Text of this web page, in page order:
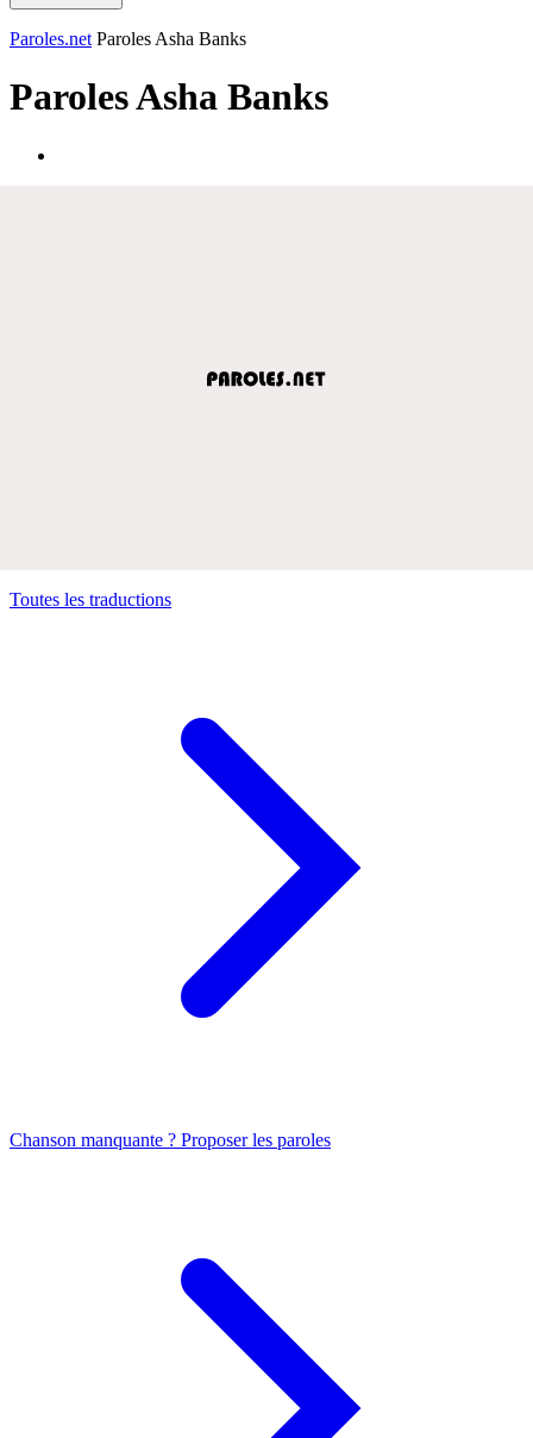
Paroles.net Paroles Asha Banks
ParolesAsha Banks
Toutes les traductions
Chanson manquante ? Proposer les paroles